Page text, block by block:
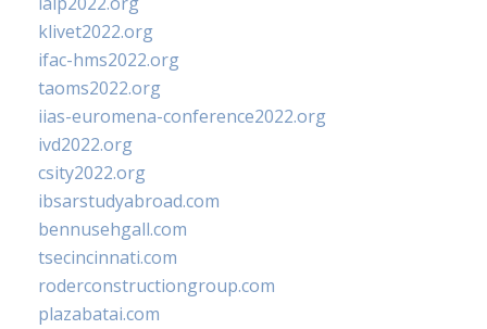
klivet2022.org
ifac-hms2022.org
taoms2022.org
iias-euromena-conference2022.org
ivd2022.org
csity2022.org
ibsarstudyabroad.com
bennusehgall.com
tsecincinnati.com
roderconstructiongroup.com
plazabatai.com